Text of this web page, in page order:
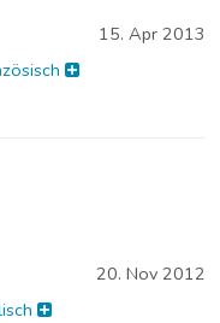
15. Apr 2013
20. Nov 2012